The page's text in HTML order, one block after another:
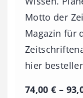
Motto der
Magazin für
hier
74,00€ –